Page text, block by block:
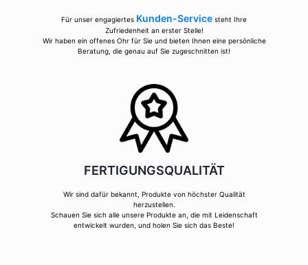
Für unser engagiertes Kunden-Service steht Ihre
Zufriedenheit an erster Stelle!
Wir haben ein offenes Ohr für Sie und bieten Ihnen eine persönliche
Beratung, die genau auf Sie zugeschnitten ist!
FERTIGUNGSQUALITÄT
Wir sind dafür bekannt, Produkte von höchster Qualität
herzustellen.
Schauen Sie sich alle unsere Produkte an, die mit Leidenschaft
entwickelt wurden, und holen Sie sich das Beste!